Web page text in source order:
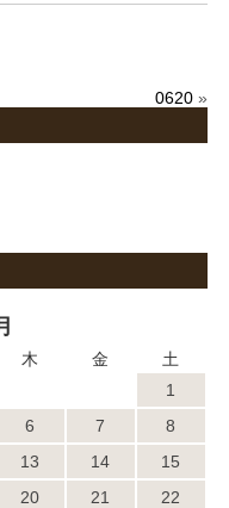
0620 »
木 金
土
1
6 7
8
13 14
15
20 21
22